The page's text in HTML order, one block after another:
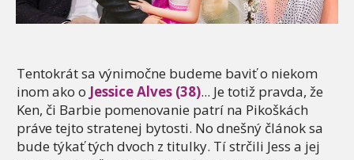
Tentokrát sa výnimočne budeme baviť o niekom
inom ako o Jessice Alves (38)... Je totiž pravda, že
Ken, či Barbie pomenovanie patrí na Pikoškách
práve tejto stratenej bytosti. No dnešný článok sa
bude týkať tých dvoch z titulky. Tí strčili Jess a jej